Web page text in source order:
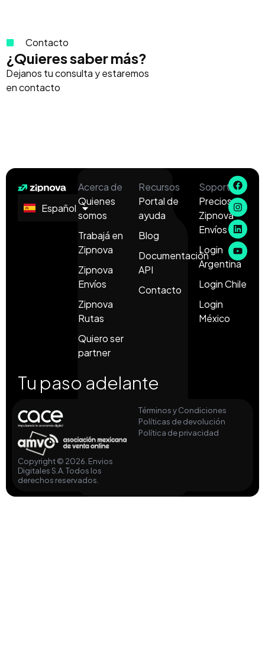
Contacto
¿Quieres saber más?
Dejanos tu consulta y estaremos
en contacto
Español
English
Acerca de
Quienes
somos
Trabajá en
Zipnova
Zipnova
Envíos
Zipnova
Rutas
Quiero ser
partner
Recursos
Portal de
ayuda
Blog
Documentación
API
Contacto
Soporte
Precios
Zipnova
Envíos
Login
Argentina
Login Chile
Login
México
Tu paso adelante
Copyright © 2026. Envios
Digitales S.A. Todos los
derechos reservados.
Términos y Condiciones
Políticas de devolución
Política de privacidad